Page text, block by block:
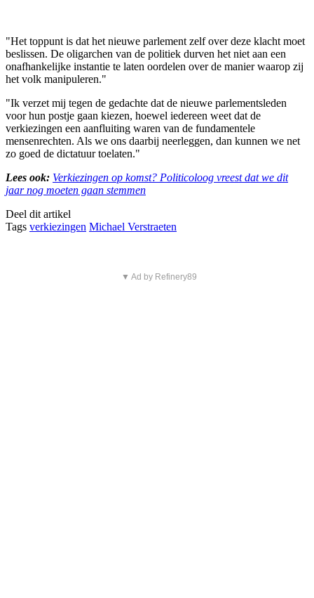
"Het toppunt is dat het nieuwe parlement zelf over deze klacht moet
beslissen. De oligarchen van de politiek durven het niet aan een
onafhankelijke instantie te laten oordelen over de manier waarop zij
het volk manipuleren."
"Ik verzet mij tegen de gedachte dat de nieuwe parlementsleden
voor hun postje gaan kiezen, hoewel iedereen weet dat de
verkiezingen een aanfluiting waren van de fundamentele
mensenrechten. Als we ons daarbij neerleggen, dan kunnen we net
zo goed de dictatuur toelaten."
Lees ook: Verkiezingen op komst? Politicoloog vreest dat we dit
jaar nog moeten gaan stemmen
Deel dit artikel
Tags verkiezingen Michael Verstraeten
▼ Ad by Refinery89